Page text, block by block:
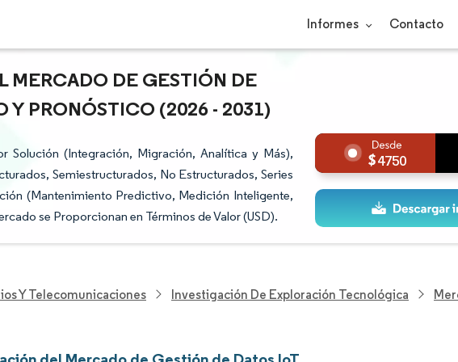
Informes Contacto
MERCADO DE GESTIÓN DE
Y PRONÓSTICO (2026 - 2031)
Solución (Integración, Migración, Analítica y Más),
Semiestructurados, No Estructurados, Series
(Mantenimiento Predictivo, Medición Inteligente,
se Proporcionan en Términos de Valor (USD).
4750
Y Telecomunicaciones Investigación De Exploración Tecnológica